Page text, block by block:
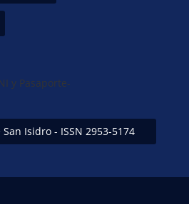
y Pasaporte-
Isidro - ISSN 2953-5174